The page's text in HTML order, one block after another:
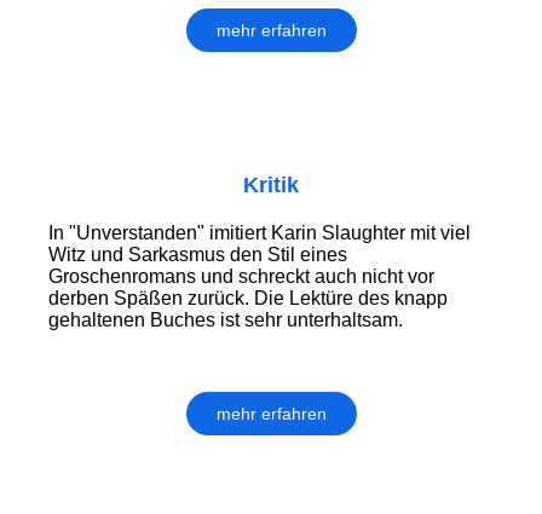
mehr erfahren
Kritik
In "Unverstanden" imitiert Karin Slaughter mit viel
Witz und Sarkasmus den Stil eines
Groschenromans und schreckt auch nicht vor
derben Späßen zurück. Die Lektüre des knapp
gehaltenen Buches ist sehr unterhaltsam.
mehr erfahren